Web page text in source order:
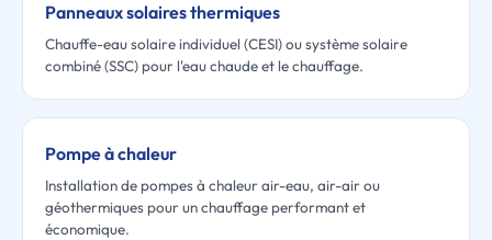
Panneaux solaires thermiques
Chauffe-eau solaire individuel (CESI) ou système solaire
combiné (SSC) pour l'eau chaude et le chauffage.
Pompe à chaleur
Installation de pompes à chaleur air-eau, air-air ou
géothermiques pour un chauffage performant et
économique.